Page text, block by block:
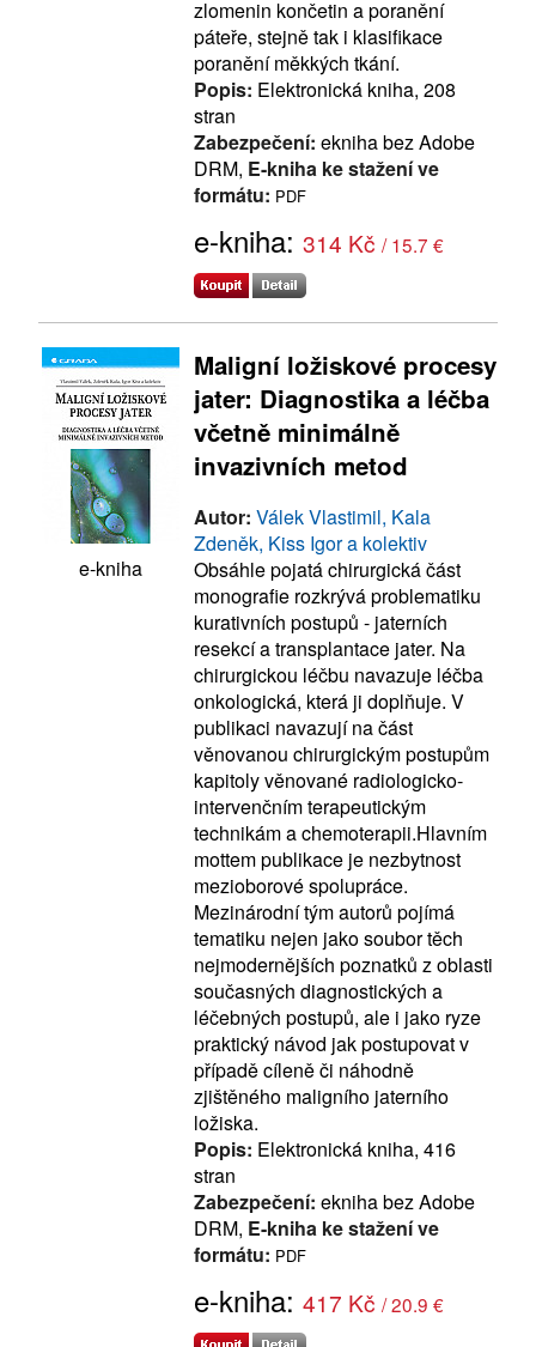
zlomenin končetin a poranění
páteře, stejně tak i klasifikace
poranění měkkých tkání.
Popis: Elektronická kniha, 208
stran
Zabezpečení: ekniha bez Adobe
DRM, E-kniha ke stažení ve
formátu: PDF
e-kniha: 314 Kč / 15.7 €
e-kniha
Maligní ložiskové procesy
jater: Diagnostika a léčba
včetně minimálně
invazivních metod
Autor: Válek Vlastimil, Kala
Zdeněk, Kiss Igor a kolektiv
Obsáhle pojatá chirurgická část
monografie rozkrývá problematiku
kurativních postupů - jaterních
resekcí a transplantace jater. Na
chirurgickou léčbu navazuje léčba
onkologická, která ji doplňuje. V
publikaci navazují na část
věnovanou chirurgickým postupům
kapitoly věnované radiologicko-
intervenčním terapeutickým
technikám a chemoterapii.Hlavním
mottem publikace je nezbytnost
mezioborové spolupráce.
Mezinárodní tým autorů pojímá
tematiku nejen jako soubor těch
nejmodernějších poznatků z oblasti
současných diagnostických a
léčebných postupů, ale i jako ryze
praktický návod jak postupovat v
případě cíleně či náhodně
zjištěného maligního jaterního
ložiska.
Popis: Elektronická kniha, 416
stran
Zabezpečení: ekniha bez Adobe
DRM, E-kniha ke stažení ve
formátu: PDF
e-kniha: 417 Kč / 20.9 €